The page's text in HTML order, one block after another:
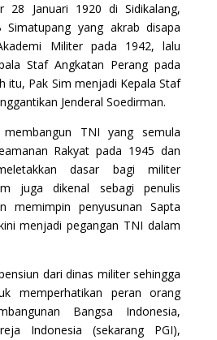
28 Januari 1920 di Sidikalang,
Simatupang yang akrab disapa
Militer pada 1942, lalu
Staf Angkatan Perang pada
itu, Pak Sim menjadi Kepala Staf
Jenderal Soedirman.
TNI yang semula
Rakyat pada 1945 dan
dasar bagi militer
juga dikenal sebagi penulis
memimpin penyusunan Sapta
menjadi pegangan TNI dalam
dari dinas militer sehingga
memperhatikan peran orang
Bangsa Indonesia,
Indonesia (sekarang PGI),